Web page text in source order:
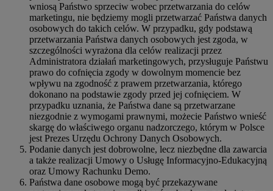
wniosą Państwo sprzeciw wobec przetwarzania do celów
marketingu, nie będziemy mogli przetwarzać Państwa danych
osobowych do takich celów. W przypadku, gdy podstawą
przetwarzania Państwa danych osobowych jest zgoda, w
szczególności wyrażona dla celów realizacji przez
Administratora działań marketingowych, przysługuje Państwu
prawo do cofnięcia zgody w dowolnym momencie bez
wpływu na zgodność z prawem przetwarzania, którego
dokonano na podstawie zgody przed jej cofnięciem. W
przypadku uznania, że Państwa dane są przetwarzane
niezgodnie z wymogami prawnymi, możecie Państwo wnieść
skargę do właściwego organu nadzorczego, którym w Polsce
jest Prezes Urzędu Ochrony Danych Osobowych.
Podanie danych jest dobrowolne, lecz niezbędne dla zawarcia
a także realizacji Umowy o Usługę Informacyjno-Edukacyjną
oraz Umowy Rachunku Demo.
Państwa dane osobowe mogą być przekazywane